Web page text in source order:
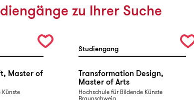
zu Ihrer Suche
Master of
Künste
Studiengang
Transformation Design,
Master of Arts
Hochschule für Bildende Künste
Braunschweig